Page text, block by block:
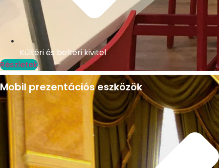
Kültéri és beltéri kivitel
Részletek
Mobil prezentációs eszközök